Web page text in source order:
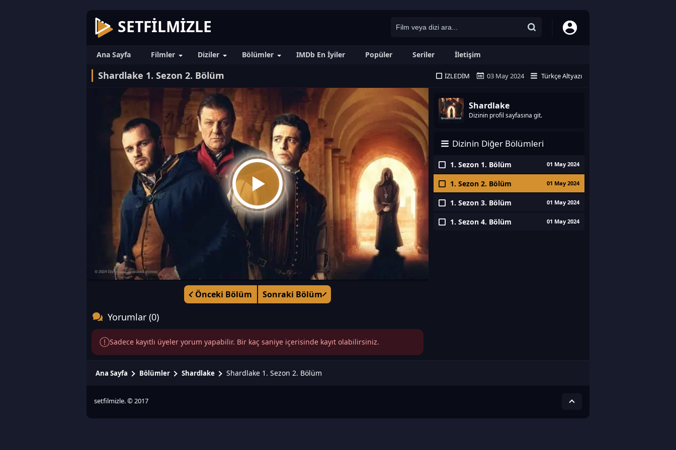
SETFILMIZLE
Ana Sayfa Filmler Diziler Bölümler IMDb En İyiler Popüler Seriler İletişim
Shardlake 1. Sezon 2. Bölüm İZLEDIM 03 May 2024 Türkçe Altyazı
Önceki Bölüm Sonraki Bölüm
Shardlake
Dizinin profil sayfasına git.
Dizinin Diğer Bölümleri
1. Sezon 1. Bölüm 01 May 2024
1. Sezon 2. Bölüm 01 May 2024
1. Sezon 3. Bölüm 01 May 2024
1. Sezon 4. Bölüm 01 May 2024
Yorumlar (0)
Sadece kayıtlı üyeler yorum yapabilir. Bir kaç saniye içerisinde kayıt olabilirsiniz.
Ana Sayfa Bölümler Shardlake Shardlake 1. Sezon 2. Bölüm
setfilmizle. © 2017